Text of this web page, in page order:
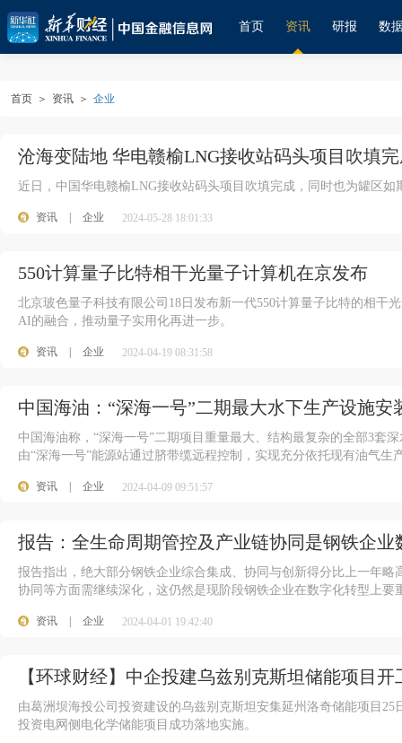
首页 资讯 研报 数
首页 ＞ 资讯 ＞ 企业
沧海变陆地 华电赣榆LNG接收站码头项目吹填
近日，中国华电赣榆LNG接收站码头项目吹填完成，同时也为罐区如
资讯 企业 2024-05-28 18:01:33
550计算量子比特相干光量子计算机在京发布
北京玻色量子科技有限公司18日发布新一代550计算量子比特的相
AI的融合，推动量子实用化再进一步。
资讯 企业 2024-04-19 08:31:58
中国海油：“深海一号”二期最大水下生产设施安
中国海油称，“深海一号”二期项目重量最大、结构最复杂的全部3套
由“深海一号”能源站通过脐带缆远程控制，实现充分依托现有油气
资讯 企业 2024-04-09 09:51:57
报告：全生命周期管控及产业链协同是钢铁企业
报告指出，绝大部分钢铁企业综合集成、协同与创新得分比上一年
协同等方面需继续深化，这仍然是现阶段钢铁企业在数字化转型上要
资讯 企业 2024-04-01 19:42:40
【环球财经】中企投建乌兹别克斯坦储能项目开
由葛洲坝海投公司投资建设的乌兹别克斯坦安集延州洛奇储能项目
投资电网侧电化学储能项目成功落地实施。